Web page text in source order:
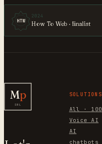
HTW
2024
How To Web · finalist
Mp
SRL
SOLUTIONS
All · 100
Voice AI
AI
chatbots